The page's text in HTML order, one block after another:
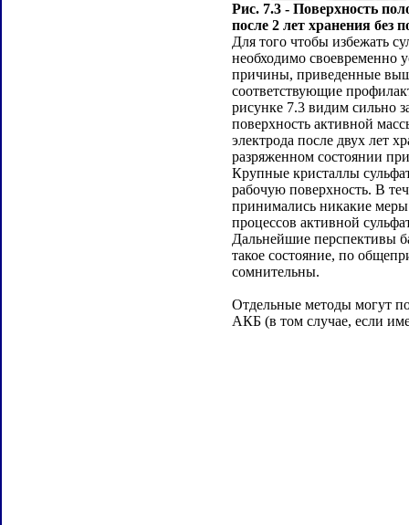
Рис. 7.3 - Поверхность
после 2 лет хранения без
Для того чтобы избежать
необходимо своевременно
причины, приведенные
соответствующие
рисунке 7.3 видим сильно
поверхность активной
электрода после двух лет
разряженном состоянии
Крупные кристаллы
рабочую поверхность. В
принимались никакие
процессов активной
Дальнейшие перспективы
такое состояние, по
сомнительны.
Отдельные методы могут
АКБ (в том случае, если